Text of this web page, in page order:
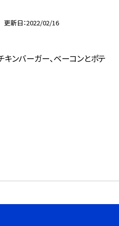
更新日 2022/02/16
キンバーガー、ベーコンとポテ